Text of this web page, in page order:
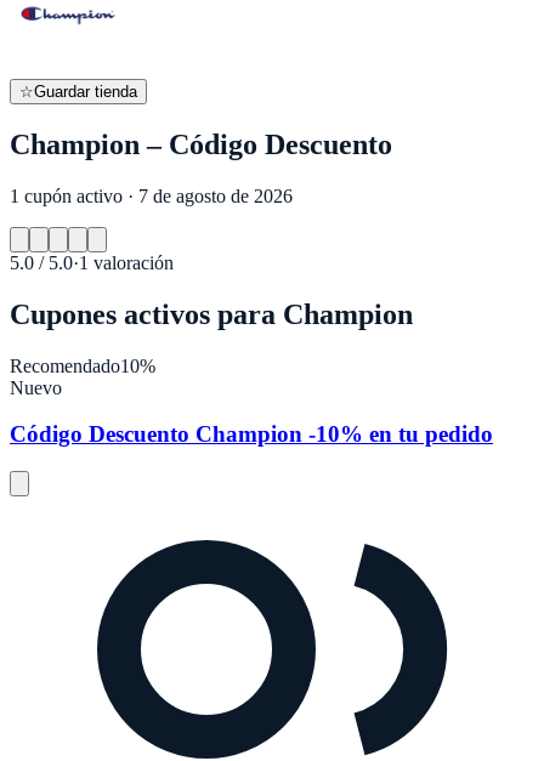
☆Guardar tienda
Champion – Código Descuento
1 cupón activo · 7 de agosto de 2026
5.0 / 5.0·1 valoración
Cupones activos para Champion
Recomendado10%
Nuevo
Código Descuento Champion -10% en tu pedido